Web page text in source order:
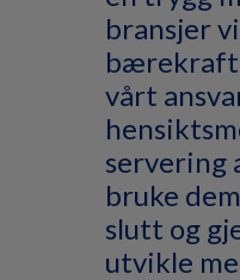
bransjer
bærekraft
vårt
servering
bruke
slutt og
utvikle